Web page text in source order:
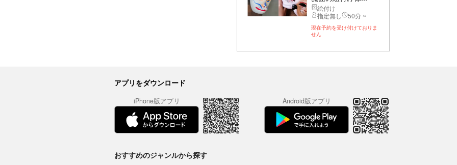
絵付け
指定無し
50分 ~
現在予約を受け付けておりま
せん
アプリをダウンロード
iPhone版アプリ Android版アプリ
おすすめのジャンルから探す